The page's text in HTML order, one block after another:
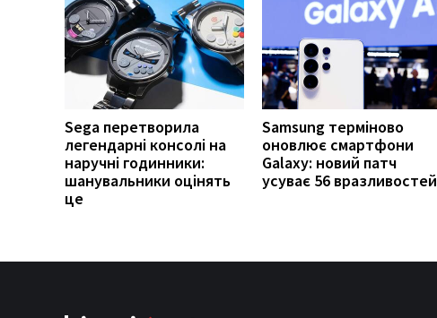
Sega перетворила
легендарні консолі на
наручні годинники:
шанувальники оцінять
це
Samsung терміново
оновлює смартфони
Galaxy: новий патч
усуває 56 вразливостей